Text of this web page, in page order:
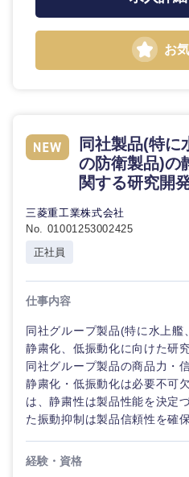
お
同社製品(特に
の防衛製品)の
関する研究開
三菱重工業株式会社
No. 01001253002425
正社員
仕事内容
同社グループ製品(特に水上
静粛化、低振動化に向けた研
同社グループ製品の商品力・
静粛化・低振動化は必要不可
は、静粛性は製品性能を決定
た振動抑制は製品信頼性を確
経験・資格